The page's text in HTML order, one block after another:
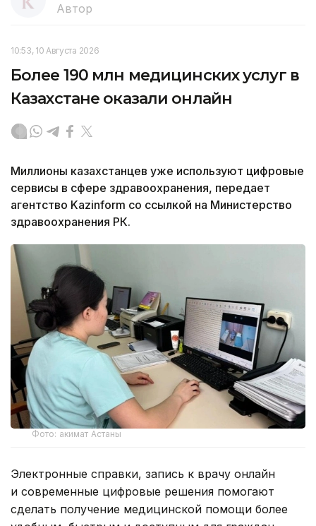
Автор
10:53, 10 Августа 2026
Более 190 млн медицинских услуг в
Казахстане оказали онлайн
Миллионы казахстанцев уже используют цифровые
сервисы в сфере здравоохранения, передает
агентство Kazinform со ссылкой на Министерство
здравоохранения РК.
Фото: акимат Астаны
Электронные справки, запись к врачу онлайн
и современные цифровые решения помогают
сделать получение медицинской помощи более